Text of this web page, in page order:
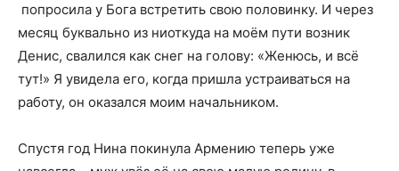
попросила у Бога встретить свою половинку. И через
месяц буквально из ниоткуда на моём пути возник
Денис, свалился как снег на голову: «Женюсь, и всё
тут!» Я увидела его, когда пришла устраиваться на
работу, он оказался моим начальником.
Спустя год Нина покинула Армению теперь уже